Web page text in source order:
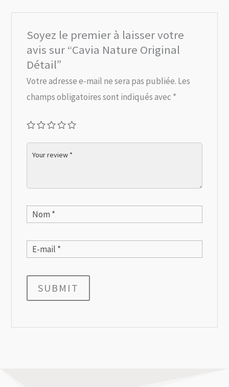
Soyez le premier à laisser votre
avis sur “Cavia Nature Original
Détail”
Votre adresse e-mail ne sera pas publiée. Les
champs obligatoires sont indiqués avec *
SUBMIT